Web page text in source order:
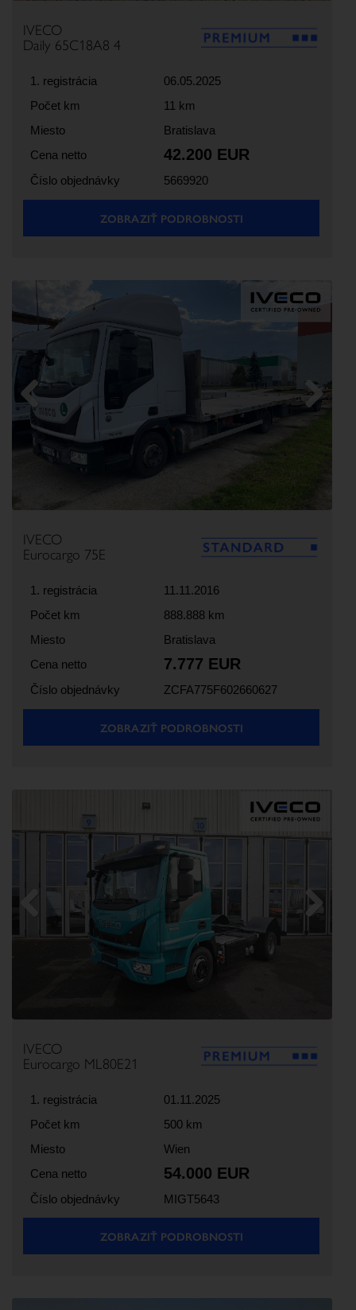
IVECO
Daily 65C18A8 4
1. registrácia
06.05.2025
Počet km
11 km
Miesto
Bratislava
Cena netto
42.200 EUR
Číslo objednávky 5669920
ZOBRAZIŤ PODROBNOSTI
Previous Next
IVECO
Eurocargo 75E
1. registrácia
11.11.2016
Počet km
888.888 km
Miesto
Bratislava
Cena netto
7.777 EUR
Číslo objednávky ZCFA775F602660627
ZOBRAZIŤ PODROBNOSTI
IVECO
Eurocargo ML80E21
1. registrácia
01.11.2025
Počet km
500 km
Miesto
Wien
Cena netto
54.000 EUR
Číslo objednávky MIGT5643
ZOBRAZIŤ PODROBNOSTI